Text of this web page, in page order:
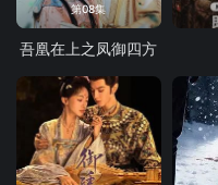
第08集
吾凰在上之凤御四方